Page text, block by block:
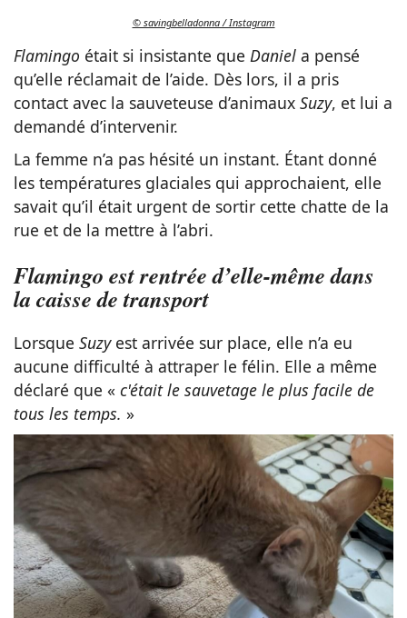
© savingbelladonna / Instagram
Flamingo était si insistante que Daniel a pensé
qu’elle réclamait de l’aide. Dès lors, il a pris
contact avec la sauveteuse d’animaux Suzy, et lui a
demandé d’intervenir.
La femme n’a pas hésité un instant. Étant donné
les températures glaciales qui approchaient, elle
savait qu’il était urgent de sortir cette chatte de la
rue et de la mettre à l’abri.
Flamingo est rentrée d’elle-même dans
la caisse de transport
Lorsque Suzyest arrivée sur place, elle n’a eu
aucune difficulté à attraper le félin. Elle a même
déclaré que « c'était le sauvetage le plus facile de
tous les temps. »